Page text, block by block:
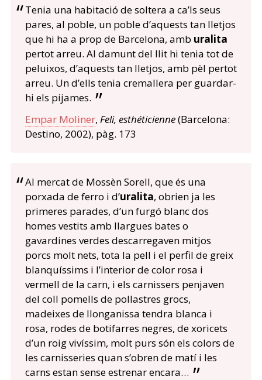
Tenia una habitació de soltera a ca’ls seus
pares, al poble, un poble d’aquests tan lletjos
que hi ha a prop de Barcelona, amb uralita
pertot arreu. Al damunt del llit hi tenia tot de
peluixos, d’aquests tan lletjos, amb pèl pertot
arreu. Un d’ells tenia cremallera per guardar-
hi els pijames.
Empar Moliner, Feli, esthéticienne(Barcelona:
Destino, 2002), pàg. 173
Al mercat de Mossèn Sorell, que és una
porxada de ferro i d’uralita, obrien ja les
primeres parades, d’un furgó blanc dos
homes vestits amb llargues bates o
gavardines verdes descarregaven mitjos
porcs molt nets, tota la pell i el perfil de greix
blanquíssims i l’interior de color rosa i
vermell de la carn, i els carnissers penjaven
del coll pomells de pollastres grocs,
madeixes de llonganissa tendra blanca i
rosa, rodes de botifarres negres, de xoricets
d’un roig vivíssim, molt purs són els colors de
les carnisseries quan s’obren de matí i les
carns estan sense estrenar encara…